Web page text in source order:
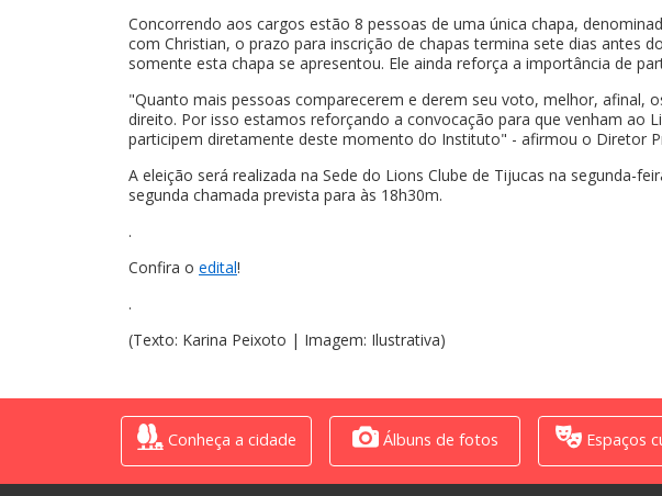
Concorrendo aos cargos estão 8 pessoas de uma única chapa,
com Christian, o prazo para inscrição de chapas termina sete dias antes
somente esta chapa se apresentou. Ele ainda reforça a importância de
"Quanto mais pessoas comparecerem e derem seu voto, melhor, afinal,
direito. Por isso estamos reforçando a convocação para que venham ao
participem diretamente deste momento do Instituto" - afirmou o Diretor
A eleição será realizada na Sede do Lions Clube de Tijucas na segunda-
segunda chamada prevista para às 18h30m.
.
Confira o edital!
.
(Texto: Karina Peixoto | Imagem: Ilustrativa)
Conheça a cidade Álbuns de fotos Espaços